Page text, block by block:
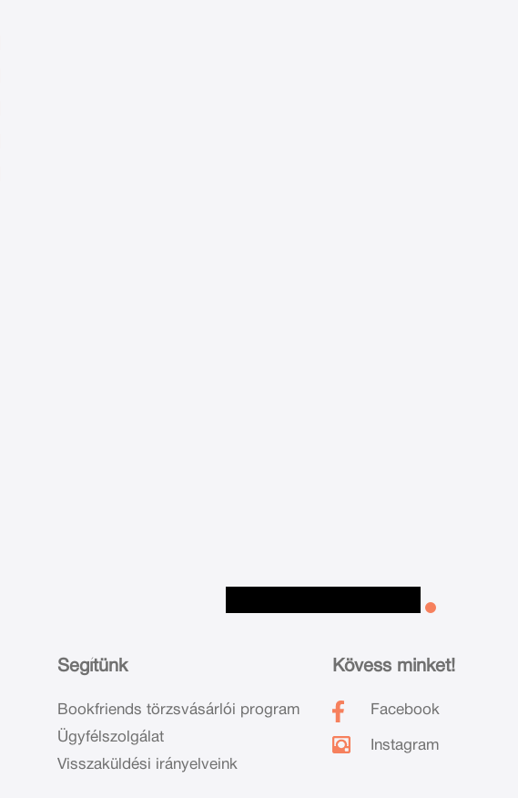
Segítünk
Bookfriends törzsvásárlói program
Ügyfélszolgálat
Visszaküldési irányelveink
Kövess minket!
Facebook
Instagram